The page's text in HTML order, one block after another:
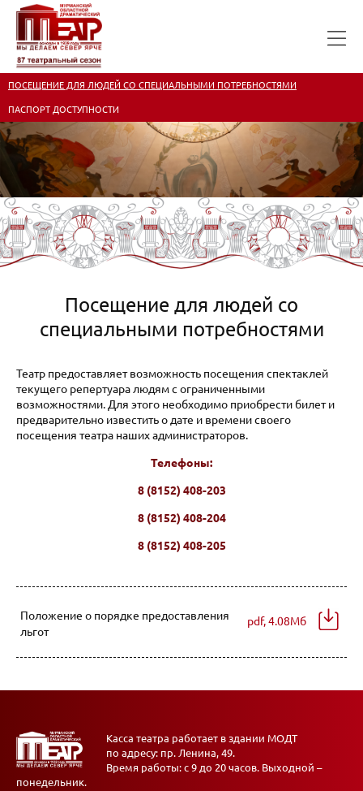
ПОСЕЩЕНИЕ ДЛЯ ЛЮДЕЙ СО СПЕЦИАЛЬНЫМИ ПОТРЕБНОСТЯМИ
ПАСПОРТ ДОСТУПНОСТИ
Посещение для людей со
специальными потребностями
Театр предоставляет возможность посещения спектаклей
текущего репертуара людям с ограниченными
возможностями. Для этого необходимо приобрести билет и
предварительно известить о дате и времени своего
посещения театра наших администраторов.
Телефоны:
8 (8152) 408-203
8 (8152) 408-204
8 (8152) 408-205
Положение о порядке предоставления
льгот
pdf, 4.08Мб
Касса театра работает в здании МОДТ
по адресу: пр. Ленина, 49.
Время работы: с 9 до 20 часов. Выходной –
понедельник.